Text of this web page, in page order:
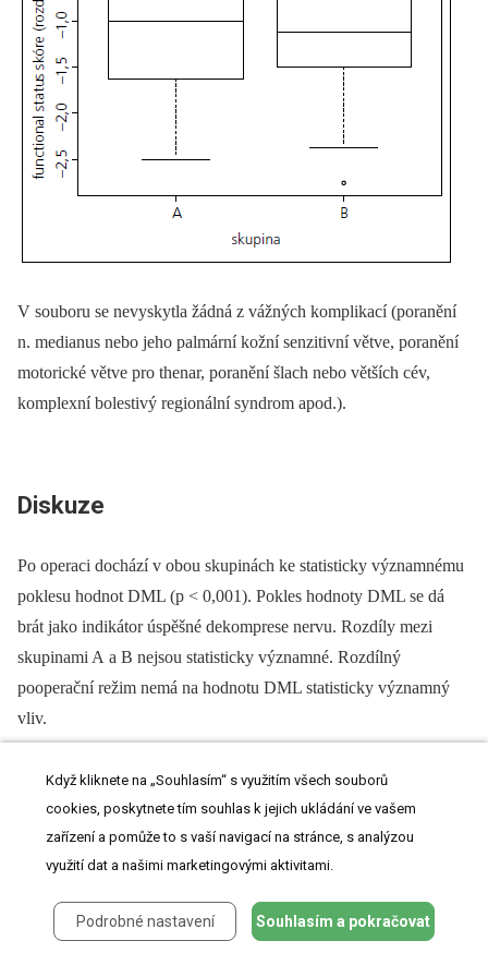
V souboru se nevyskytla žádná z vážných komplikací (poranění
n. medianus nebo jeho palmární kožní senzitivní větve, poranění
motorické větve pro thenar, poranění šlach nebo větších cév,
komplexní bolestivý regionální syndrom apod.).
Diskuze
Po operaci dochází v obou skupinách ke statisticky významnému
poklesu hodnot DML (p < 0,001). Pokles hodnoty DML se dá
brát jako indikátor úspěšné dekomprese nervu. Rozdíly mezi
skupinami A a B nejsou statisticky významné. Rozdílný
pooperační režim nemá na hodnotu DML statisticky významný
vliv.
skupinami A a B nebyl nalezen statisticky významný rozdíl
v rozložení. Lze tak dovodit, že otevřená dekomprese n.
úchopu, měřenou 3 –⁠ 4 měsíce po operaci, ale na oslabení síly
Když kliknete na „Souhlasím“ s využitím všech souborů
cookies, poskytnete tím souhlas k jejich ukládání ve vašem
zařízení a pomůže to s vaší navigací na stránce, s analýzou
využití dat a našimi marketingovými aktivitami.
Podrobné nastavení Souhlasím a pokračovat